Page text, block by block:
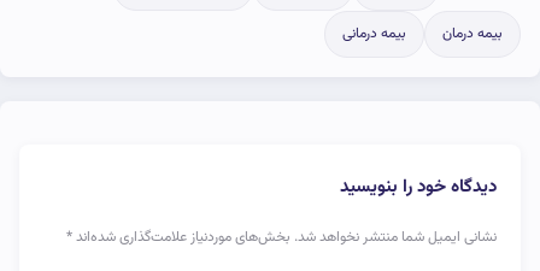
بیمه درمان بیمه درمانی
دیدگاه خود را بنویسید
نشانی ایمیل شما منتشر نخواهد شد. بخش‌های موردنیاز علامت‌گذاری شده‌اند*